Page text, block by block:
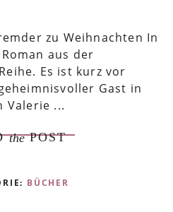
zu Weihnachten In
aus der
Es ist kurz vor
Gast in
Valerie ...
thePOST
BÜCHER